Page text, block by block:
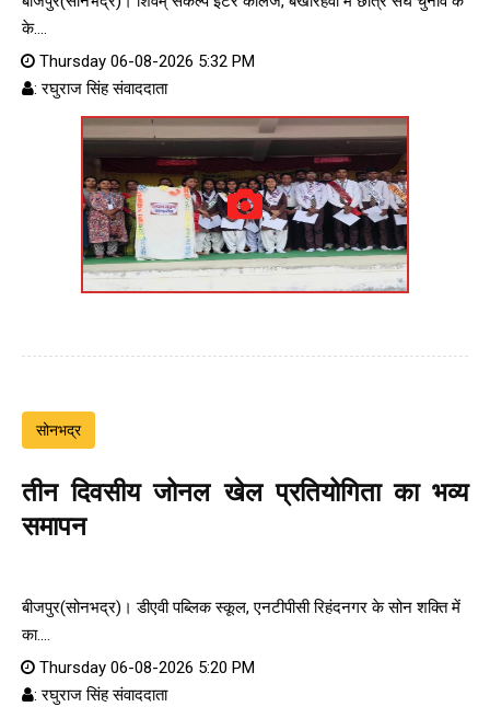
के....
Thursday 06-08-2026 5:32 PM
: रघुराज सिंह संवाददाता
सोनभद्र
तीन दिवसीय जोनल खेल प्रतियोगिता का भव्य
समापन
बीजपुर(सोनभद्र)। डीएवी पब्लिक स्कूल, एनटीपीसी रिहंदनगर के सोन शक्ति में
का....
Thursday 06-08-2026 5:20 PM
: रघुराज सिंह संवाददाता